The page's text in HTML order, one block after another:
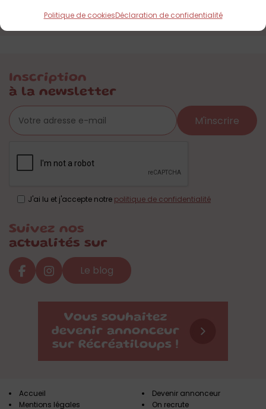
Politique de cookiesDéclaration de confidentialité
Inscription
à la newsletter
M'inscrire
J'ai lu et j'accepte notre politique de confidentialité
Suivez nos
actualités sur
Le blog
Accueil
Mentions légales
Devenir annonceur
On recrute